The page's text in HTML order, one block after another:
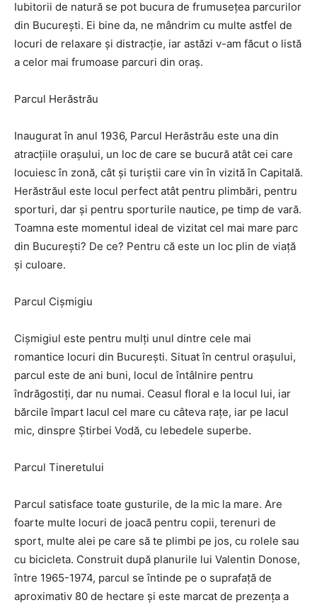
Iubitorii de natură se pot bucura de frumusețea parcurilor
din București. Ei bine da, ne mândrim cu multe astfel de
locuri de relaxare și distracție, iar astăzi v-am făcut o listă
a celor mai frumoase parcuri din oraș.
Parcul Herăstrău
Inaugurat în anul 1936, Parcul Herăstrău este una din
atracțiile orașului, un loc de care se bucură atât cei care
locuiesc în zonă, cât și turiștii care vin în vizită în Capitală.
Herăstrăul este locul perfect atât pentru plimbări, pentru
sporturi, dar și pentru sporturile nautice, pe timp de vară.
Toamna este momentul ideal de vizitat cel mai mare parc
din București? De ce? Pentru că este un loc plin de viață
și culoare.
Parcul Cișmigiu
Cișmigiul este pentru mulți unul dintre cele mai
romantice locuri din București. Situat în centrul orașului,
parcul este de ani buni, locul de întâlnire pentru
îndrăgostiți, dar nu numai. Ceasul floral e la locul lui, iar
bărcile împart lacul cel mare cu câteva rațe, iar pe lacul
mic, dinspre Știrbei Vodă, cu lebedele superbe.
Parcul Tineretului
Parcul satisface toate gusturile, de la mic la mare. Are
foarte multe locuri de joacă pentru copii, terenuri de
sport, multe alei pe care să te plimbi pe jos, cu rolele sau
cu bicicleta. Construit după planurile lui Valentin Donose,
între 1965-1974, parcul se întinde pe o suprafaţă de
aproximativ 80 de hectare și este marcat de prezenţa a